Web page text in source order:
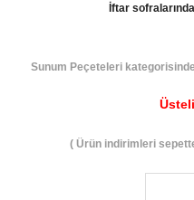
İftar
Sunum Peçeteleri
( Ürün indirimleri